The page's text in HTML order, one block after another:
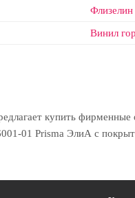
Флизелин
Винил
купить
01 Prisma ЭлиА с